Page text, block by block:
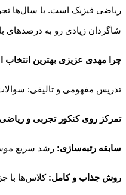
ریاضی فیزیک است. با سال‌ها
شاگردان زیادی رو به درصدهای
چرا مهدی عزیزی بهترین
تدریس مفهومی و تالیفی:
تمرکز روی کنکور تجربی و
سابقه رتبه‌سازی: رشد سریع
روش جذاب و کامل: کلاس‌ها با